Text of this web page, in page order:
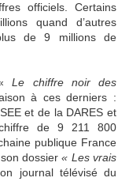
officiels. Certains
quand d’autres
de 9 millions de
«Le chiffre noir des
à ces derniers :
et de la DARES et
de 9 211 800
publique France
dossier« Les vrais
journal télévisé du